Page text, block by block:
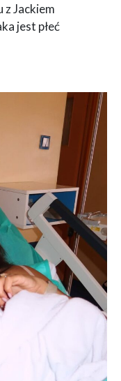
z Jackiem
jest płeć